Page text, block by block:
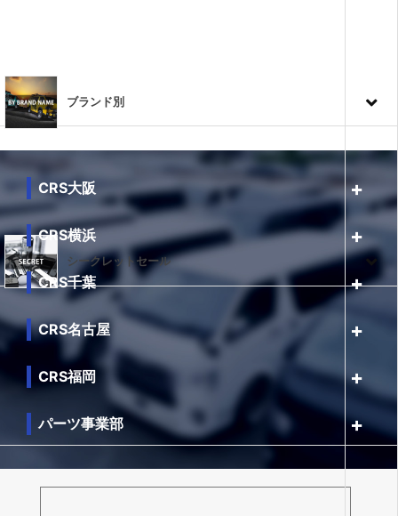
ブランド別
シークレットセール
CRS大阪
CRS横浜
CRS千葉
CRS名古屋
CRS福岡
パーツ事業部